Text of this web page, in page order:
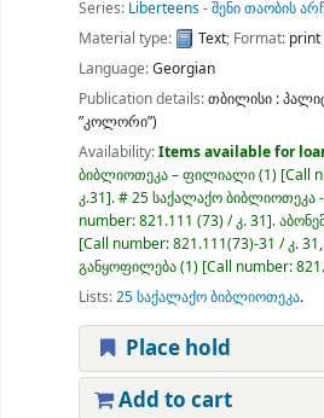
Series: Liberteens - შენი თაობის
Material type:
Text; Format: print
Language:Georgian
Publication details:თბილისი :
”კოლორი”)
Availability:Items available for
ბიბლიოთეკა – ფილიალი(1) Call
კ.31 .# 25 საქალაქო
number:821.111 (73) / კ. 31 .
Call number:821.111(73)-31 / კ.
განყოფილება(1) Call number:
Lists:25 საქალაქო ბიბლიოთეკა.
Place hold
Add to cart